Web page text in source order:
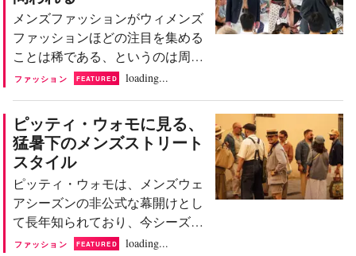
セールスチームを統括する。後任
が任命されるまでは、現職も兼務
する。 カイ氏の起用は、社内から
の人材登用となる。同氏はOnに6
年間在籍しており、発表によれ
テムとして活用していることが顕
著である。ウガンダのBuzigahill、
ナイジェリアのOrange Culture、ロ
ンドンのレーベルLuederといった
ゲストが、GmbHやEsther Perbandt
などベルリンを代表するブランド
と同様に今夏のプログラムに参加
していることからも、その方向性
は明らかだ。 ベルリン・ファッシ
ョンウィークの幕開け 木曜日の最
初のショーには、若手支援プログ
ラム「Berlin Contemporary」の受賞
メンズファッションがウィメンズ
ファッションほどの注目を集める
ことは稀である、というのは周知
の事実だ。ミラノのメンズファッ
ズの華やかなカレンダーや、年々
野心的になるパリの壮大なショー
の影に隠れ、比較的静かなもので
あった。しかし、2027年春夏シー
ズンでは、この不均衡がこれまで
以上に顕著になった。参加ブラン
ドが非常に少なく、その不在自体
が話題となり、「メンズファッシ
ファッション FEATURED loading...
ピッティ・ウォモに見る、
猛暑下のメンズストリート
スタイル
ピッティ・ウォモは、メンズウェ
アシーズンの非公式な幕開けとし
て長年知られており、今シーズン
も世界中のファッション関係者が
ファッション FEATURED loading...